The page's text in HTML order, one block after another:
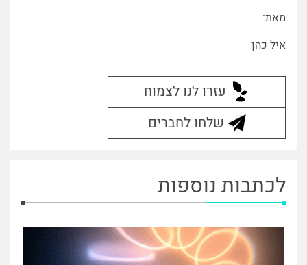
מאת:
איל כהן
עזרו לנו לצמוח
שלחו לחברים
לכתבות נוספות